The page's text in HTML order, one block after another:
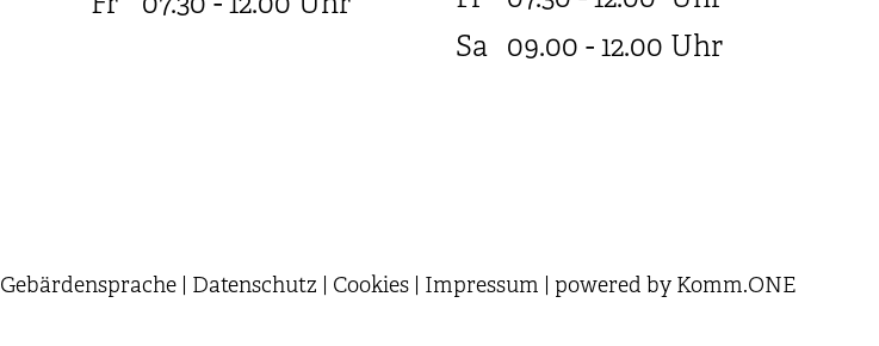
Sa 09.00 - 12.00 Uhr
Gebärdensprache Datenschutz Cookies Impressum powered by Komm.ONE